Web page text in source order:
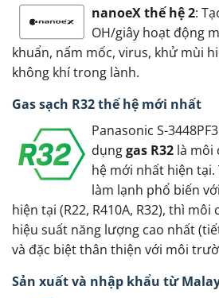
nanoeX thế hệ 2:
OH/giây hoạt động
khuẩn, nấm mốc, virus, khử mùi
không khí trong lành.
Gas sạch R32 thế hệ mới nhất
Panasonic S-
dụnggas R32 là môi
hệ mới nhất hiện tại.
làm lạnh phổ biến
hiện tại (R22, R410A, R32), thì môi
hiệu suất năng lượng cao nhất
và đặc biệt thân thiện với môi
Sản xuất và nhập khẩu từ